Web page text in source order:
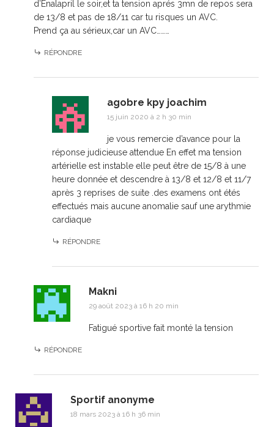
d’Enalapril le soir,et ta tension aprés 3mn de repos sera
de 13/8 et pas de 18/11 car tu risques un AVC.
Prend ça au sérieux,car un AVC………
RÉPONDRE
agobre kpy joachim
15 juin 2020 à 2 h 30 min
je vous remercie d’avance pour la
réponse judicieuse attendue En effet ma tension
artérielle est instable elle peut être de 15/8 à une
heure donnée et descendre à 13/8 et 12/8 et 11/7
après 3 reprises de suite .des examens ont étés
effectués mais aucune anomalie sauf une arythmie
cardiaque
RÉPONDRE
Makni
29 août 2023 à 16 h 20 min
Fatigué sportive fait monté la tension
RÉPONDRE
Sportif anonyme
18 mars 2023 à 16 h 36 min